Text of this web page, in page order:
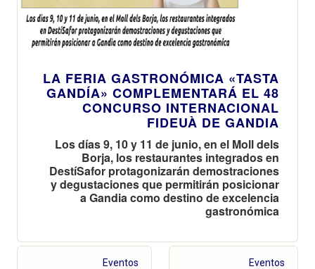
LA FERIA GASTRONÓMICA «TASTA
GANDÍA» COMPLEMENTARÁ EL 48
CONCURSO INTERNACIONAL
FIDEUÀ DE GANDIA
Los días 9, 10 y 11 de junio, en el Moll dels
Borja, los restaurantes integrados en
DestíSafor protagonizarán demostraciones
y degustaciones que permitirán posicionar
a Gandia como destino de excelencia
gastronómica
Eventos Eventos